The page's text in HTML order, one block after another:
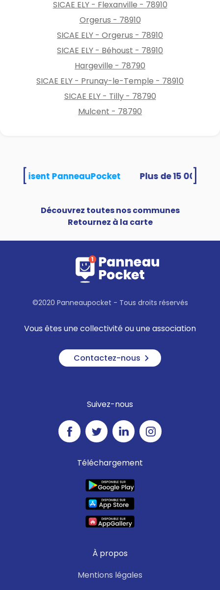
SICAE ELY - Flexanville - 78910
Orgerus - 78910
SICAE ELY - Orgerus - 78910
SICAE ELY - Béhoust - 78910
Hargeville - 78790
SICAE ELY - Prunay-le-Temple - 78910
SICAE ELY - Tilly - 78790
Mulcent - 78790
utilisent PanneauPocket
Découvrez toutes nos communes
Retournez à la carte
©2020 Panneaupocket - Tous droits réservés
Vous êtes une collectivité ou une association
Contactez-nous
Suivez-nous
Téléchargement
À propos
Mentions légales